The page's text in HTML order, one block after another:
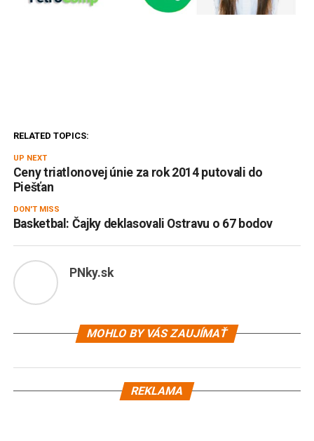
RELATED TOPICS:
UP NEXT
Ceny triatlonovej únie za rok 2014 putovali do
Piešťan
DON'T MISS
Basketbal: Čajky deklasovali Ostravu o 67 bodov
PNky.sk
MOHLO BY VÁS ZAUJÍMAŤ
REKLAMA